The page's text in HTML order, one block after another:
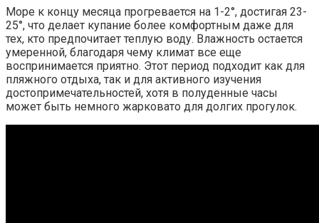
Море к концу месяца прогревается на 1-2°, достигая 23-
25°, что делает купание более комфортным даже для
тех, кто предпочитает теплую воду. Влажность остается
умеренной, благодаря чему климат все еще
воспринимается приятно. Этот период подходит как для
пляжного отдыха, так и для активного изучения
достопримечательностей, хотя в полуденные часы
может быть немного жарковато для долгих прогулок.